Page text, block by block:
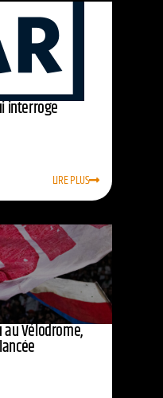
interroge
LIRE PLUS
au Vélodrome,